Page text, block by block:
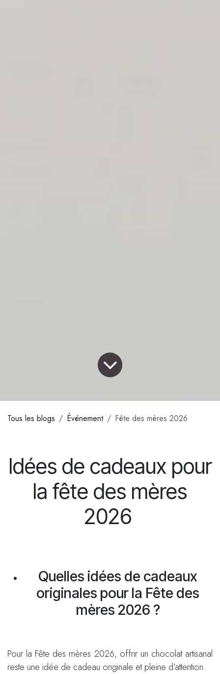
Tous les blogs Événement Fête des mères 2026
Idées de cadeaux pour
la fête des mères
2026
Quelles idées de cadeaux
originales pour la Fête des
mères 2026 ?
Pour la Fête des mères 2026, offrir un chocolat artisanal
reste une idée de cadeau originale et pleine d’attention.